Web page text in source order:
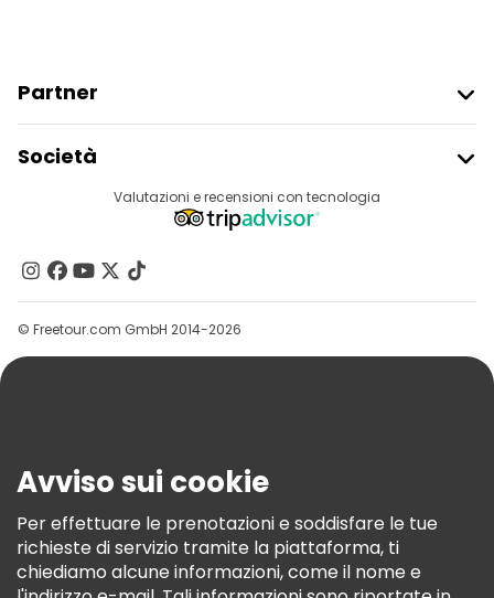
Partner
Accesso Del Fornitore
Programma Di Affiliazione
Società
Destinazioni
Contattaci
Gruppi
Aiuto
Termini E Condizioni
Informativa Sui Cookie
Freetour Premi
Programma Di Fidelizzazione
Valutazioni e recensioni con tecnologia
© Freetour.com GmbH 2014-2026
Avviso sui cookie
Per effettuare le prenotazioni e soddisfare le tue
richieste di servizio tramite la piattaforma, ti
chiediamo alcune informazioni, come il nome e